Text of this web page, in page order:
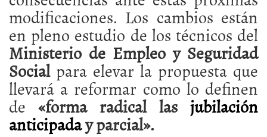
modificaciones. Los cambios están
en pleno estudio de los técnicos del
Ministerio de Empleo y Seguridad
Socialpara elevar la propuesta que
llevará a reformar como lo definen
de «forma radical las jubilación
anticipaday parcial».